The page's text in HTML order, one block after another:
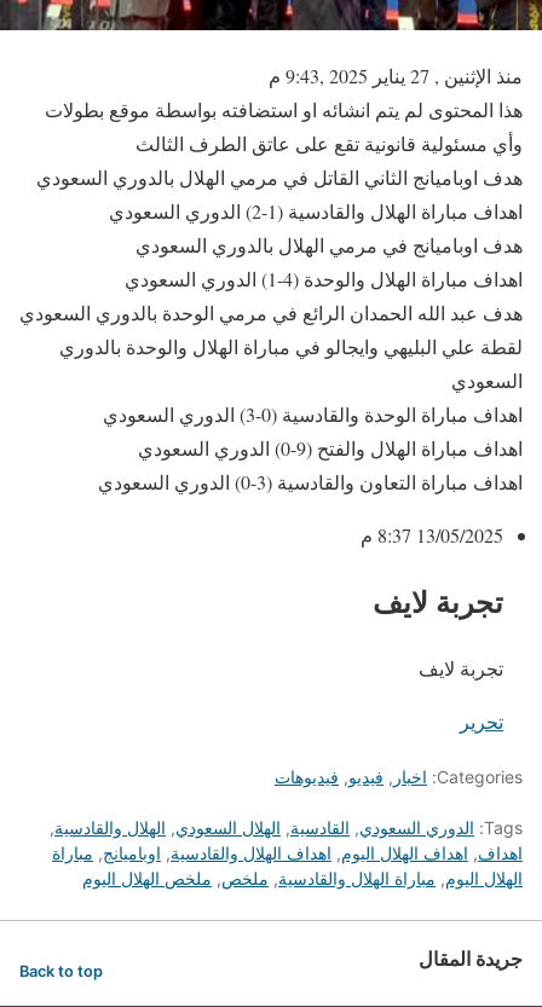
منذ الإثنين , 27 يناير 2025 ,9:43 م
هذا المحتوى لم يتم انشائه او استضافته بواسطة موقع بطولات
وأي مسئولية قانونية تقع على عاتق الطرف الثالث
هدف اوباميانج الثاني القاتل في مرمي الهلال بالدوري السعودي
اهداف مباراة الهلال والقادسية (1-2) الدوري السعودي
هدف اوباميانج في مرمي الهلال بالدوري السعودي
اهداف مباراة الهلال والوحدة (4-1) الدوري السعودي
هدف عبد الله الحمدان الرائع في مرمي الوحدة بالدوري السعودي
لقطة علي البليهي وايجالو في مباراة الهلال والوحدة بالدوري
السعودي
اهداف مباراة الوحدة والقادسية (0-3) الدوري السعودي
اهداف مباراة الهلال والفتح (9-0) الدوري السعودي
اهداف مباراة التعاون والقادسية (3-0) الدوري السعودي
13/05/2025 8:37 م
تجربة لايف
تجربة لايف
تحرير
Categories: اخبار , فيديو, فيديوهات
Tags: الدوري السعودي, القادسية, الهلال السعودي, الهلال والقادسية,
اهداف, اهداف الهلال اليوم, اهداف الهلال والقادسية, اوباميانج, مباراة
الهلال اليوم, مباراة الهلال والقادسية, ملخص, ملخص الهلال اليوم
جريدة المقال Back to top